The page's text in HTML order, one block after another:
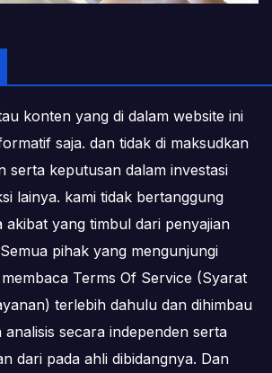
konten yang di dalam website ini
saja. dan tidak di maksudkan
serta keputusan dalam investasi
lainya. kami tidak bertanggung
akibat yang timbul dari penyajian
pihak yang mengunjungi
Terms Of Service (Syarat
terlebih dahulu dan dihimbau
secara independen serta
dari pada ahli dibidangnya. Dan